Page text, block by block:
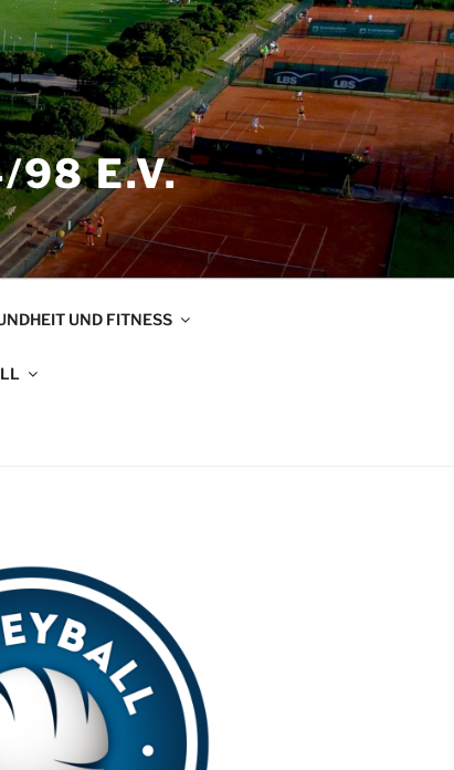
98 E.V.
UND FITNESS